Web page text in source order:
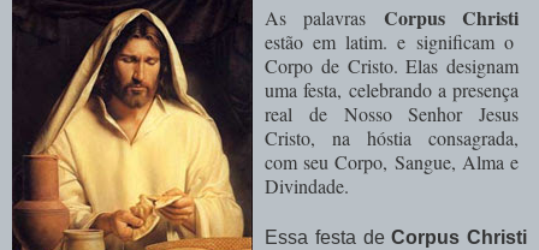
As palavras Corpus Christi
estão em latim. e significam o
Corpo de Cristo. Elas designam
uma festa, celebrando a presença
real de Nosso Senhor Jesus
Cristo, na hóstia consagrada,
com seu Corpo, Sangue, Alma e
Divindade.
Essa festa deCorpus Christi